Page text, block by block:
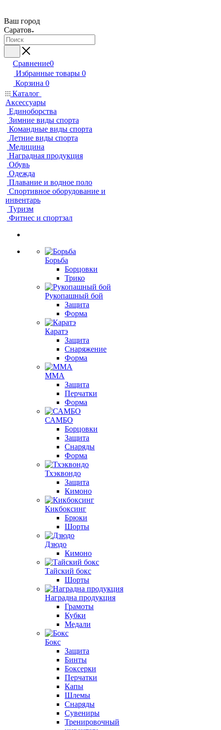
Ваш город
Саратов
Сравнение0
Избранные товары 0
Корзина 0
Каталог
Аксессуары
Единоборства
Зимние виды спорта
Командные виды спорта
Летние виды спорта
Медицина
Наградная продукция
Обувь
Одежда
Плавание и водное поло
Спортивное оборудование и
инвентарь
Туризм
Фитнес и спортзал
Борьба
Борцовки
Трико
Рукопашный бой
Защита
Форма
Каратэ
Защита
Снаряжение
Форма
ММА
Защита
Перчатки
Форма
САМБО
Борцовки
Защита
Снаряды
Форма
Тхэквондо
Защита
Кимоно
Кикбоксинг
Брюки
Шорты
Дзюдо
Кимоно
Тайский бокс
Шорты
Наградна продукция
Грамоты
Кубки
Медали
Бокс
Защита
Бинты
Боксерки
Перчатки
Капы
Шлемы
Снаряды
Сувениры
Тренировочный